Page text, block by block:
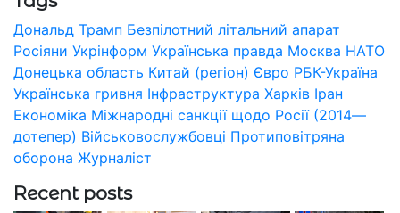
Дональд Трамп Безпілотний літальний апарат
Росіяни Укрінформ Українська правда Москва НАТО
Донецька область Китай (регіон) Євро РБК-Україна
Українська гривня Інфраструктура Харків Іран
Економіка Міжнародні санкції щодо Росії (2014—
дотепер) Військовослужбовці Протиповітряна
оборона Журналіст
Recent posts